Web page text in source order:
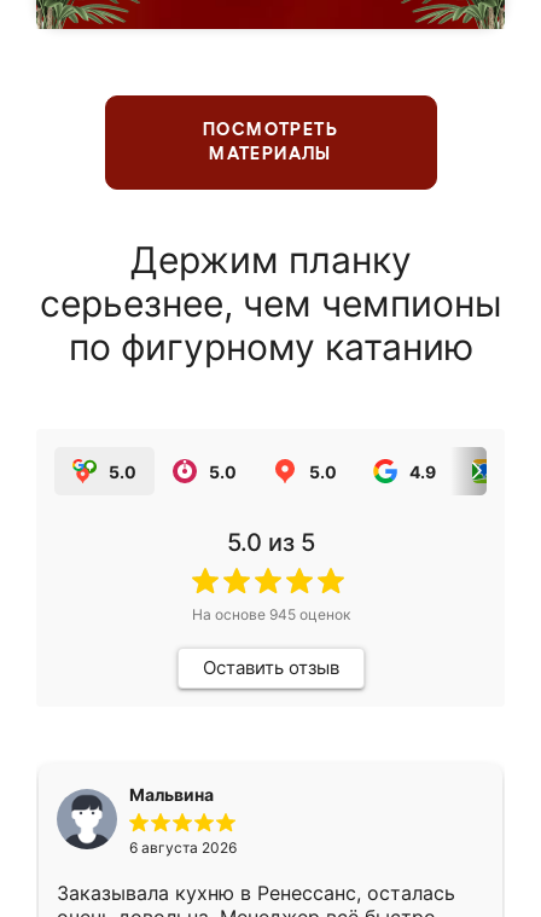
ПОСМОТРЕТЬ
МАТЕРИАЛЫ
Держим планку
серьезнее, чем чемпионы
по фигурному катанию
5.0 5.0 5.0 4.9
5.0 из 5
На основе 945оценок
Оставить отзыв
Мальвина
6 августа 2026
Заказывала кухню в Ренессанс, осталась